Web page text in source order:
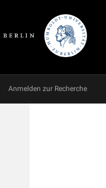
Anmelden zur Recherche